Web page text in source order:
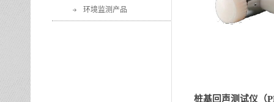
环境监测产品
桩基回声测试仪（